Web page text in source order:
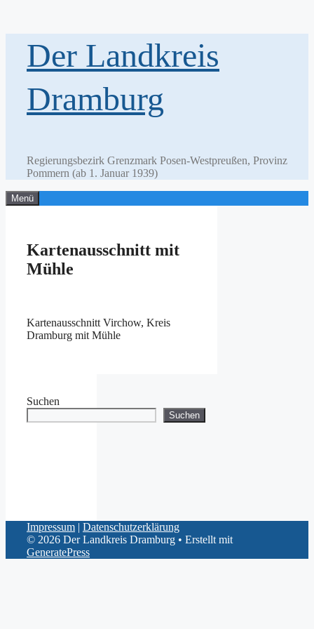
springenDer Landkreis
Dramburg
Regierungsbezirk Grenzmark Posen-Westpreußen, Provinz
Pommern (ab 1. Januar 1939)
Menü
Kartenausschnitt mit
Mühle
Kartenausschnitt Virchow, Kreis
Dramburg mit Mühle
Suchen
Suchen
Impressum | Datenschutzerklärung
© 2026 Der Landkreis Dramburg • Erstellt mit
GeneratePress